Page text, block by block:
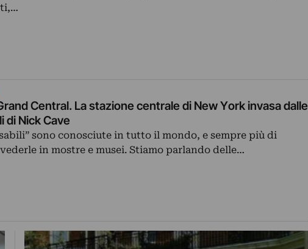
Central. La stazione centrale di New York invasa dalle
di Nick Cave
sono conosciute in tutto il mondo, e sempre più di
in mostre e musei. Stiamo parlando delle…